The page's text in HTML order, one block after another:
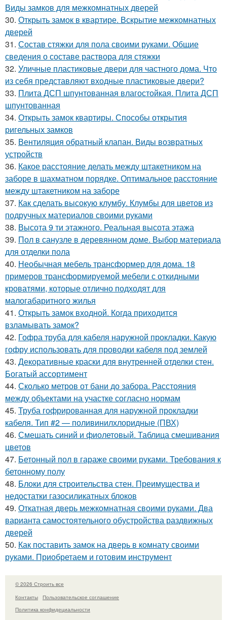
Виды замков для межкомнатных дверей
30. Открыть замок в квартире. Вскрытие межкомнатных
дверей
31. Состав стяжки для пола своими руками. Общие
сведения о составе раствора для стяжки
32. Уличные пластиковые двери для частного дома. Что
из себя представляют входные пластиковые двери?
33. Плита ДСП шпунтованная влагостойкая. Плита ДСП
шпунтованная
34. Открыть замок квартиры. Способы открытия
ригельных замков
35. Вентиляция обратный клапан. Виды возвратных
устройств
36. Какое расстояние делать между штакетником на
заборе в шахматном порядке. Оптимальное расстояние
между штакетником на заборе
37. Как сделать высокую клумбу. Клумбы для цветов из
подручных материалов своими руками
38. Высота 9 ти этажного. Реальная высота этажа
39. Пол в санузле в деревянном доме. Выбор материала
для отделки пола
40. Необычная мебель трансформер для дома. 18
примеров трансформируемой мебели с откидными
кроватями, которые отлично подходят для
малогабаритного жилья
41. Открыть замок входной. Когда приходится
взламывать замок?
42. Гофра труба для кабеля наружной прокладки. Какую
гофру использовать для проводки кабеля под землей
43. Декоративные краски для внутренней отделки стен.
Богатый ассортимент
44. Сколько метров от бани до забора. Расстояния
между объектами на участке согласно нормам
45. Труба гофрированная для наружной прокладки
кабеля. Тип #2 — поливинилхлоридные (ПВХ)
46. Смешать синий и фиолетовый. Таблица смешивания
цветов
47. Бетонный пол в гараже своими руками. Требования к
бетонному полу
48. Блоки для строительства стен. Преимущества и
недостатки газосиликатных блоков
49. Откатная дверь межкомнатная своими руками. Два
варианта самостоятельного обустройства раздвижных
дверей
50. Как поставить замок на дверь в комнату своими
руками. Приобретаем и готовим инструмент
© 2026 Строить все
Контакты
Пользовательское соглашение
Политика конфидециальности